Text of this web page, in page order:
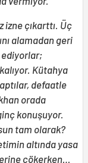
izne çıkarttı. Üç
alamadan geri
Kütahya
defaatle
orada
konuşuyor.
tam olarak?
altında yasa
çökerken…